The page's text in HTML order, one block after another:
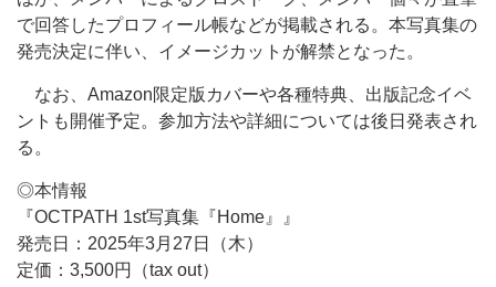
で回答したプロフィール帳などが掲載される。本写真集の
発売決定に伴い、イメージカットが解禁となった。
なお、Amazon限定版カバーや各種特典、出版記念イベ
ントも開催予定。参加方法や詳細については後日発表され
る。
◎本情報
『OCTPATH 1st写真集『Home』』
発売日：2025年3月27日（木）
定価：3,500円（tax out）